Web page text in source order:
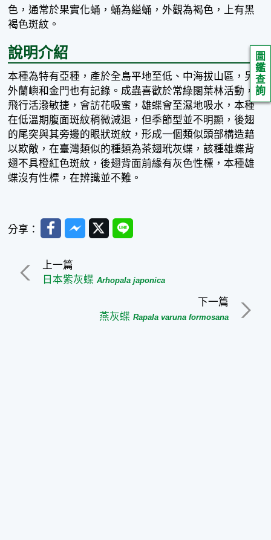
圖
鑑
查
詢
色，通常於果實化蛹，蛹為縊蛹，外觀為褐色，上有黑
褐色斑紋。
說明介紹
本種為特有亞種，產於全島平地至低、中海拔山區，另
外蘭嶼和金門也有記錄。成蟲喜歡於常綠闊葉林活動，
飛行活潑敏捷，會訪花吸蜜，雄蝶會至濕地吸水，本種
在低溫期腹面斑紋稍微減退，但季節型並不明顯，後翅
的尾突與其旁邊的眼狀斑紋，形成一個類似頭部構造藉
以欺敵，在臺灣類似的種類為茶翅玳灰蝶，該種雄蝶背
翅不具橙紅色斑紋，後翅背面前緣有灰色性標，本種雄
蝶沒有性標，在辨識並不難。
分享： FacebookMessenger
TwitterLine
上一篇
日本紫灰蝶Arhopala japonica
下一篇
燕灰蝶 Rapala varuna formosana